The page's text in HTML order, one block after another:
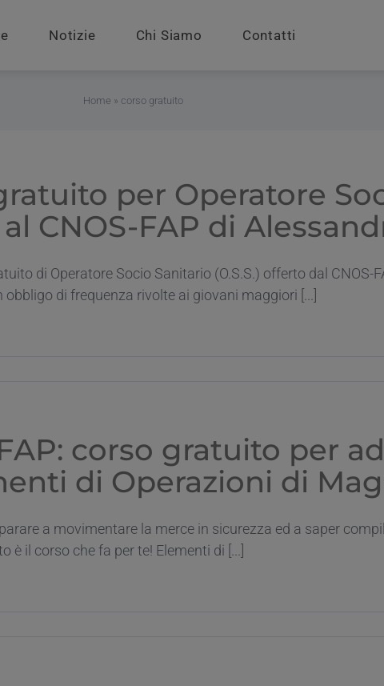
Notizie Chi Siamo Contatti
Home » corso gratuito
per Operatore
al CNOS-FAP di
di Operatore Socio Sanitario (O.S.S.) offerto dal CNOS-
obbligo di frequenza rivolte ai giovani maggiori [...]
corso gratuito per
di Operazioni di
a movimentare la merce in sicurezza ed a saper
è il corso che fa per te! Elementi di [...]